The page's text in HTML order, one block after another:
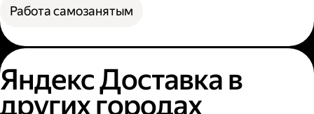
Работа самозанятым
Яндекс Доставка в
других городах